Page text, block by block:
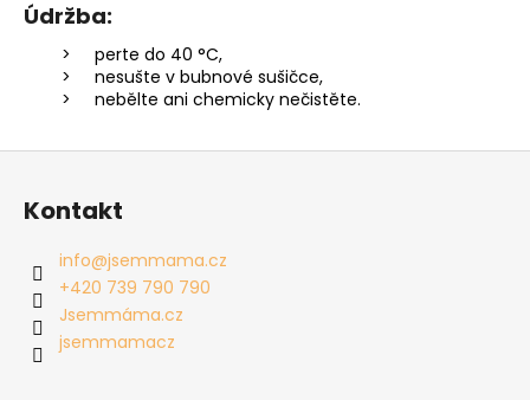
Údržba:
perte do 40 °C,
nesušte v bubnové sušičce,
nebělte ani chemicky nečistěte.
Kontakt
info@jsemmama.cz
+420 739 790 790
Jsemmáma.cz
jsemmamacz